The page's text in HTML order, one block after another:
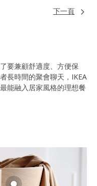
下一頁
要兼顧舒適度、方便保
長時間的聚會聊天，IKEA
能融入居家風格的理想餐